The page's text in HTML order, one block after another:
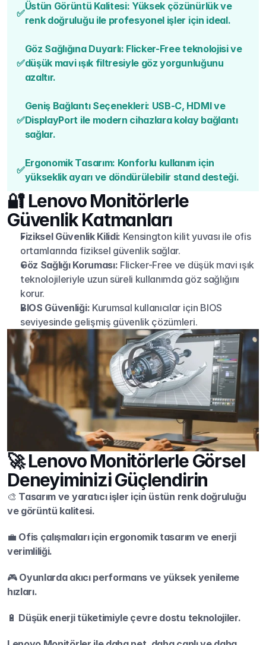
✅
Üstün Görüntü Kalitesi: Yüksek çözünürlük ve
renk doğruluğu ile profesyonel işler için ideal.
✅
Göz Sağlığına Duyarlı: Flicker-Free teknolojisi ve
düşük mavi ışık filtresiyle göz yorgunluğunu
azaltır.
✅
Geniş Bağlantı Seçenekleri: USB-C, HDMI ve
DisplayPort ile modern cihazlara kolay bağlantı
sağlar.
✅
Ergonomik Tasarım: Konforlu kullanım için
yükseklik ayarı ve döndürülebilir stand desteği.
🔐 Lenovo Monitörlerle
Güvenlik Katmanları
Fiziksel Güvenlik Kilidi: Kensington kilit yuvası ile ofis
ortamlarında fiziksel güvenlik sağlar.
Göz Sağlığı Koruması: Flicker-Free ve düşük mavi ışık
teknolojileriyle uzun süreli kullanımda göz sağlığını
korur.
BIOS Güvenliği: Kurumsal kullanıcılar için BIOS
seviyesinde gelişmiş güvenlik çözümleri.
🚀 Lenovo Monitörlerle Görsel
Deneyiminizi Güçlendirin
🎨 Tasarım ve yaratıcı işler için üstün renk doğruluğu
ve görüntü kalitesi.
💼 Ofis çalışmaları için ergonomik tasarım ve enerji
verimliliği.
🎮 Oyunlarda akıcı performans ve yüksek yenileme
hızları.
🔋 Düşük enerji tüketimiyle çevre dostu teknolojiler.